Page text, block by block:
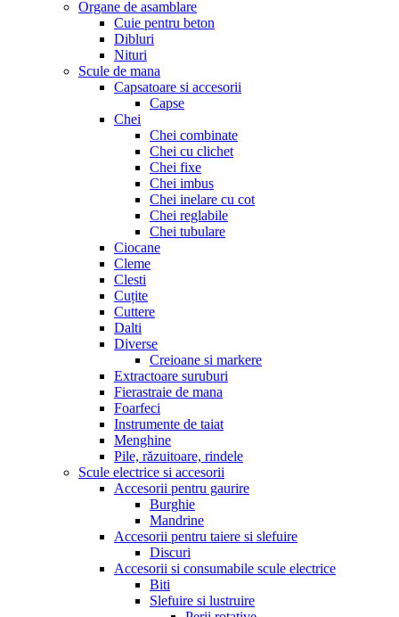
Organe de asamblare
Cuie pentru beton
Dibluri
Nituri
Scule de mana
Capsatoare si accesorii
Capse
Chei
Chei combinate
Chei cu clichet
Chei fixe
Chei imbus
Chei inelare cu cot
Chei reglabile
Chei tubulare
Ciocane
Cleme
Clesti
Cuțite
Cuttere
Dalti
Diverse
Creioane si markere
Extractoare suruburi
Fierastraie de mana
Foarfeci
Instrumente de taiat
Menghine
Pile, răzuitoare, rindele
Scule electrice si accesorii
Accesorii pentru gaurire
Burghie
Mandrine
Accesorii pentru taiere si slefuire
Discuri
Accesorii si consumabile scule electrice
Biti
Slefuire si lustruire